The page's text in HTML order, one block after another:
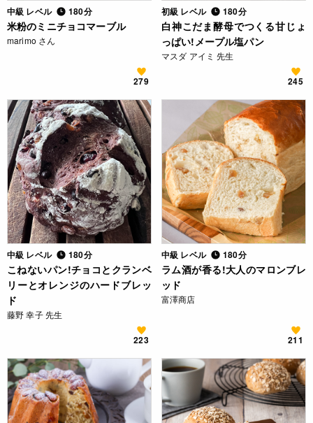
中級 レベル 180分
米粉のミニチョコマーブル
marimo さん
279
初級 レベル 180分
白神こだま酵母でつくる甘じょ
っぱい!メープル塩パン
マスダ アイミ 先生
245
中級 レベル 180分
こねないパン!チョコとクランベ
リーとオレンジのハードブレッ
ド
藤野 幸子 先生
223
中級 レベル 180分
ラム酒が香る!大人のマロンブレ
ッド
富澤商店
211